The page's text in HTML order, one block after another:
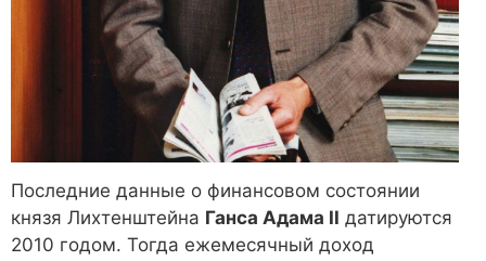
Последние данные о финансовом состоянии
князя Лихтенштейна Ганса Адама II датируются
2010 годом. Тогда ежемесячный доход